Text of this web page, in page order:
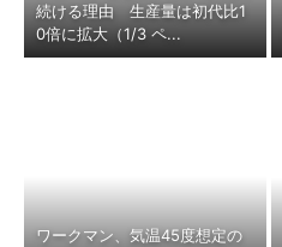
続ける理由 生産量は初代比1
0倍に拡大（1/3 ペ...
ワークマン、気温45度想定の